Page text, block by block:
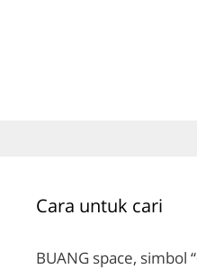
Cara untuk cari
BUANG space, simbol